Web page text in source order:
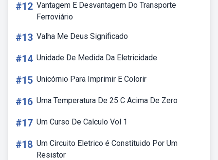
#12 Vantagem E Desvantagem Do Transporte
Ferroviário
#13 Valha Me Deus Significado
#14 Unidade De Medida Da Eletricidade
#15 Unicórnio Para Imprimir E Colorir
#16 Uma Temperatura De 25 C Acima De Zero
#17 Um Curso De Calculo Vol 1
#18 Um Circuito Eletrico é Constituido Por Um
Resistor